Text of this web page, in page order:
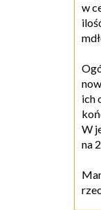
w
ich
W
na